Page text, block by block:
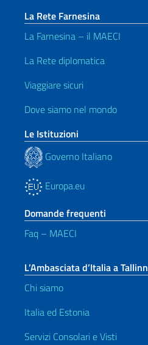
La Rete Farnesina
La Farnesina – il MAECI
La Rete diplomatica
Viaggiare sicuri
Dove siamo nel mondo
Le Istituzioni
Governo Italiano
Europa.eu
Domande frequenti
Faq – MAECI
L’Ambasciata d’Italia a Tallinn
Chi siamo
Italia ed Estonia
Servizi Consolari e Visti